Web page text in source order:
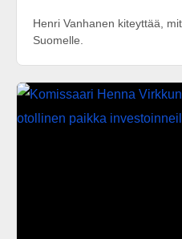
Henri Vanhanen kiteyttää,
Suomelle.